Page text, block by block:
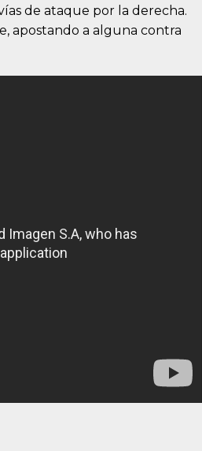
de ataque por la derecha.
apostando a alguna contra